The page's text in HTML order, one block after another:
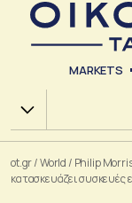
MARKETS
Χ.Α.
ot.gr/World / Philip
κατασκευάζει συσκευές